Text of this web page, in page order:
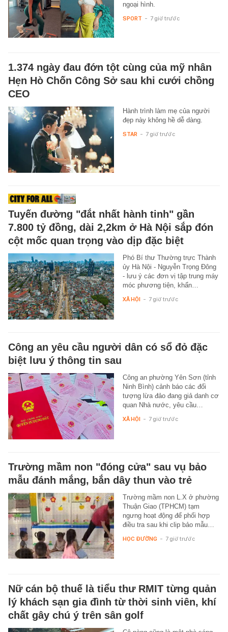
ngoại hình.
SPORT - 7 giờ trước
1.374 ngày đau đớn tột cùng của mỹ nhân
Hẹn Hò Chốn Công Sở sau khi cưới chồng
CEO
Hành trình làm mẹ của người
đẹp này không hề dễ dàng.
STAR - 7 giờ trước
Tuyến đường "đắt nhất hành tinh" gần
7.800 tỷ đồng, dài 2,2km ở Hà Nội sắp đón
cột mốc quan trọng vào dịp đặc biệt
Phó Bí thư Thường trực Thành
ủy Hà Nội - Nguyễn Trọng Đông
- lưu ý các đơn vị tập trung máy
móc phương tiện, khẩn…
XÃ HỘI - 7 giờ trước
Công an yêu cầu người dân có sổ đỏ đặc
biệt lưu ý thông tin sau
Công an phường Yên Sơn (tỉnh
Ninh Bình) cảnh báo các đối
tượng lừa đảo đang giả danh cơ
quan Nhà nước, yêu cầu…
XÃ HỘI - 7 giờ trước
Trường mầm non "đóng cửa" sau vụ bảo
mẫu đánh mắng, bắn dây thun vào trẻ
Trường mầm non L.X ở phường
Thuận Giao (TPHCM) tạm
ngưng hoạt động để phối hợp
điều tra sau khi clip bảo mẫu…
HỌC ĐƯỜNG - 7 giờ trước
Nữ cán bộ thuế là tiểu thư RMIT từng quản
lý khách sạn gia đình từ thời sinh viên, khí
chất gây chú ý trên sân golf